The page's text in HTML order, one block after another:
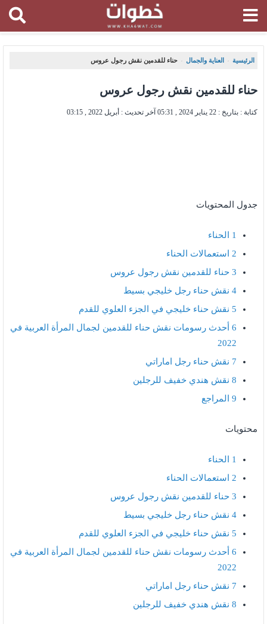
الرئيسية ، العناية والجمال ، حناء للقدمين نقش رجول عروس
حناء للقدمين نقش رجول عروس
كتابة : بتاريخ : 22 يناير 2024 , 05:31 آخر تحديث : أبريل 2022 , 03:15
جدول المحتويات
1 الحناء
2 استعمالات الحناء
3 حناء للقدمين نقش رجول عروس
4 نقش حناء رجل خليجي بسيط
5 نقش حناء خليجي في الجزء العلوي للقدم
6 أحدث رسومات نقش حناء للقدمين لجمال المرأة العربية في
2022
7 نقش حناء رجل اماراتي
8 نقش هندي خفيف للرجلين
9 المراجع
محتويات
1 الحناء
2 استعمالات الحناء
3 حناء للقدمين نقش رجول عروس
4 نقش حناء رجل خليجي بسيط
5 نقش حناء خليجي في الجزء العلوي للقدم
6 أحدث رسومات نقش حناء للقدمين لجمال المرأة العربية في
2022
7 نقش حناء رجل اماراتي
8 نقش هندي خفيف للرجلين